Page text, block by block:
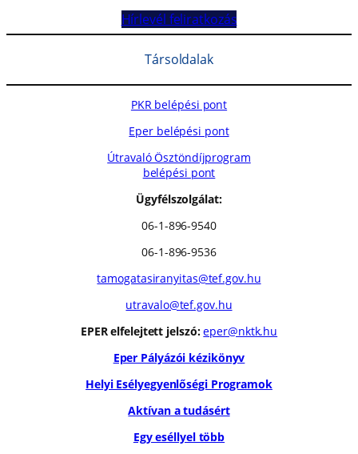
Hírlevél feliratkozás
Társoldalak
PKR belépési pont
Eper belépési pont
Útravaló Ösztöndíjprogram
belépési pont
Ügyfélszolgálat:
06-1-896-9540
06-1-896-9536
tamogatasiranyitas@tef.gov.hu
utravalo@tef.gov.hu
EPER elfelejtett jelszó: eper@nktk.hu
Eper Pályázói kézikönyv
Helyi Esélyegyenlőségi Programok
Aktívan a tudásért
Egy eséllyel több